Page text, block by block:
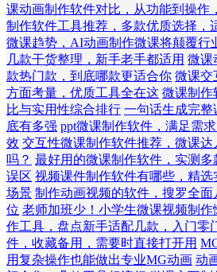
课动画制作软件对比，从功能到操作
制作软件工具推荐，多款优质选择，
微课趋势，AI动画制作微课将颠覆行
几款干货整理，新手老手都适用 微课
款热门款，到底哪款更适合你 微课交
方面考量，优质工具全在这 微课制作
比与实用性综合排行 一句话生成完整
底有多强 ppt微课制作软件，满足需
效 交互性微课制作软件推荐，微课
吗？ 最好用的微课制作软件，实测
误区 视频课件制作软件有哪些，精
场景 制作动画视频的软件，搜罗全面
位 老师加班少！小学生微课视频制作
作工具，盘点新手适配几款，入门零
件，收藏备用，需要时直接打开用
用复杂操作也能做出专业MG动画 动